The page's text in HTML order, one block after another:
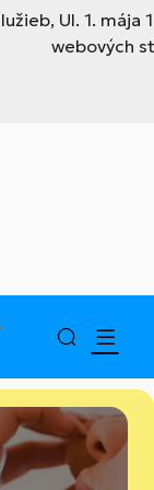
Ul. 1.
webových